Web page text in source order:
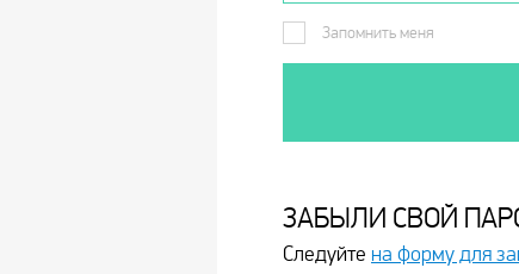
Запомнить меня
ЗАБЫЛИ СВОЙ
Следуйте на форму для